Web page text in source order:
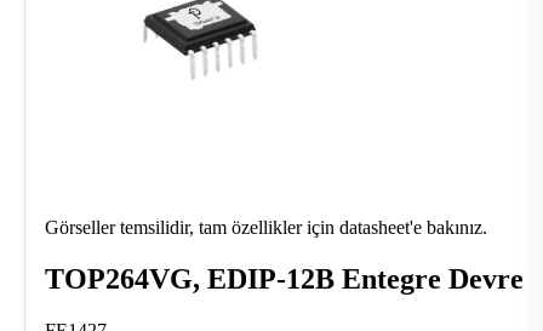
Görseller temsilidir, tam özellikler için datasheet'e bakınız.
TOP264VG, EDIP-12B Entegre Devre